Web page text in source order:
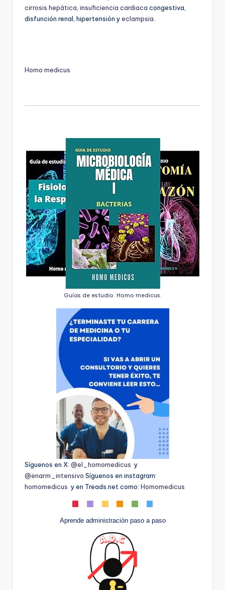
cirrosis hepática, insuficiencia cardiaca congestiva,
disfunción renal, hipertensión yeclampsia.
Homo medicus
Guías de estudio. Homo medicus.
Síguenos en X: @el_homomedicus y
@enarm_intensivo Síguenos en instagram:
homomedicus y en Treads.net como: Homomedicus
Aprende administración paso a paso